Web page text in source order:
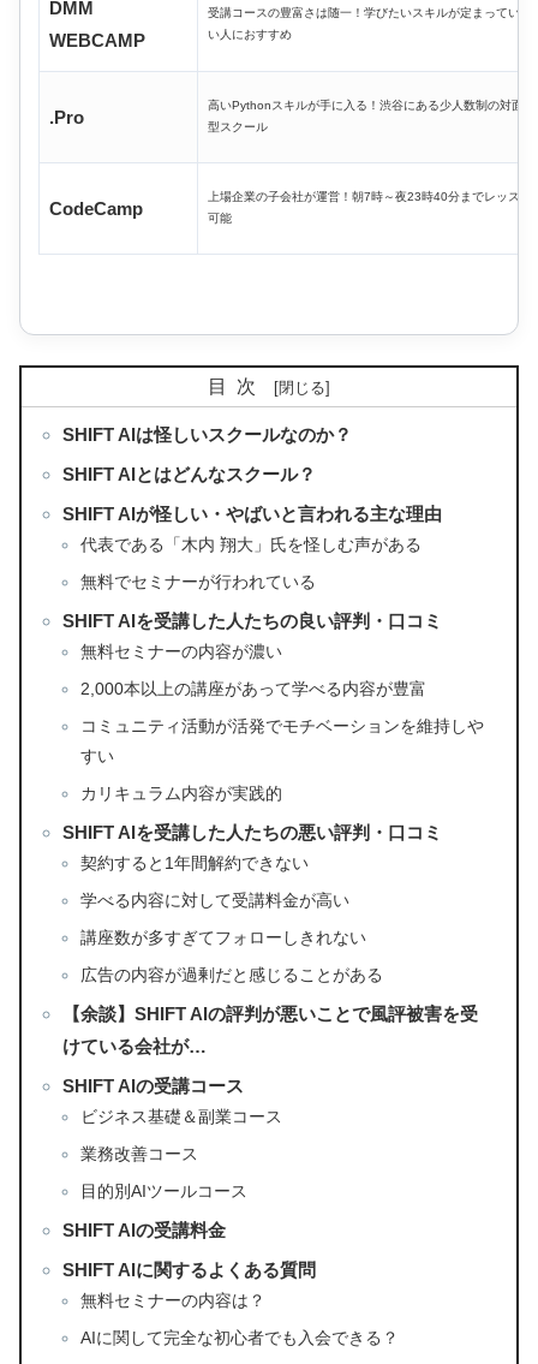
DMM
WEBCAMP
受講コースの豊富さは随一！学びたいスキルが定まっていな
い人におすすめ
.Pro
高いPythonスキルが手に入る！渋谷にある少人数制の対面
型スクール
CodeCamp
上場企業の子会社が運営！朝7時～夜23時40分までレッスン
可能
目次
SHIFT AIは怪しいスクールなのか？
SHIFT AIとはどんなスクール？
SHIFT AIが怪しい・やばいと言われる主な理由
代表である「木内 翔大」氏を怪しむ声がある
無料でセミナーが行われている
SHIFT AIを受講した人たちの良い評判・口コミ
無料セミナーの内容が濃い
2,000本以上の講座があって学べる内容が豊富
コミュニティ活動が活発でモチベーションを維持しや
すい
カリキュラム内容が実践的
SHIFT AIを受講した人たちの悪い評判・口コミ
契約すると1年間解約できない
学べる内容に対して受講料金が高い
講座数が多すぎてフォローしきれない
広告の内容が過剰だと感じることがある
【余談】SHIFT AIの評判が悪いことで風評被害を受
けている会社が…
SHIFT AIの受講コース
ビジネス基礎＆副業コース
業務改善コース
目的別AIツールコース
SHIFT AIの受講料金
SHIFT AIに関するよくある質問
無料セミナーの内容は？
AIに関して完全な初心者でも入会できる？